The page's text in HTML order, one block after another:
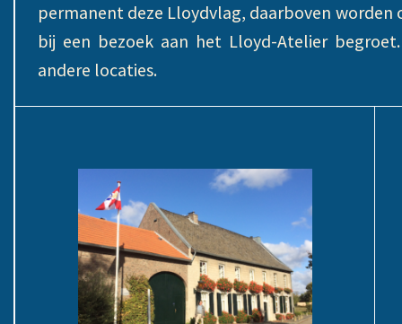
permanent deze Lloydvlag, daarboven
bij een bezoek aan het Lloyd-Atelier
andere locaties.